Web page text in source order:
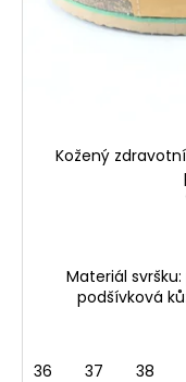
Kožený
Materiál
podšívková
36 37 38